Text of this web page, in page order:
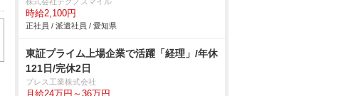
時給2,100円
正社員 / 派遣社員 / 愛知県
東証プライム上場企業で活躍「経理」/年休
121日/完休2日
プレス工業株式会社
月給24万円～36万円